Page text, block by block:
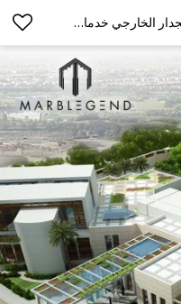
مشروع PFM فيلا فاخرة خارج الجدار الخارجي خدمات التصميم